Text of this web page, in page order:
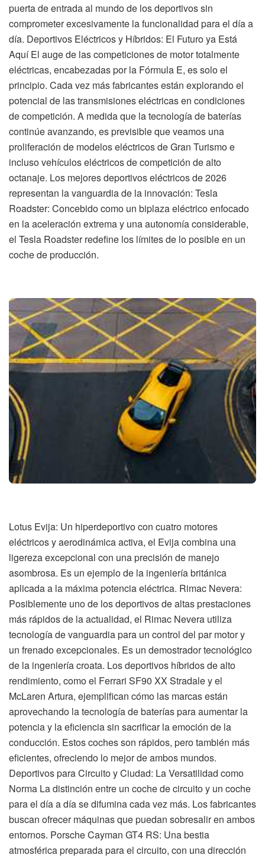
puerta de entrada al mundo de los deportivos sin
comprometer excesivamente la funcionalidad para el día a
día. Deportivos Eléctricos y Híbridos: El Futuro ya Está
Aquí El auge de las competiciones de motor totalmente
eléctricas, encabezadas por la Fórmula E, es solo el
principio. Cada vez más fabricantes están explorando el
potencial de las transmisiones eléctricas en condiciones
de competición. A medida que la tecnología de baterías
continúe avanzando, es previsible que veamos una
proliferación de modelos eléctricos de Gran Turismo e
incluso vehículos eléctricos de competición de alto
octanaje. Los mejores deportivos eléctricos de 2026
representan la vanguardia de la innovación: Tesla
Roadster: Concebido como un biplaza eléctrico enfocado
en la aceleración extrema y una autonomía considerable,
el Tesla Roadster redefine los límites de lo posible en un
coche de producción.
Lotus Evija: Un hiperdeportivo con cuatro motores
eléctricos y aerodinámica activa, el Evija combina una
ligereza excepcional con una precisión de manejo
asombrosa. Es un ejemplo de la ingeniería británica
aplicada a la máxima potencia eléctrica. Rimac Nevera:
Posiblemente uno de los deportivos de altas prestaciones
más rápidos de la actualidad, el Rimac Nevera utiliza
tecnología de vanguardia para un control del par motor y
un frenado excepcionales. Es un demostrador tecnológico
de la ingeniería croata. Los deportivos híbridos de alto
rendimiento, como el Ferrari SF90 XX Stradale y el
McLaren Artura, ejemplifican cómo las marcas están
aprovechando la tecnología de baterías para aumentar la
potencia y la eficiencia sin sacrificar la emoción de la
conducción. Estos coches son rápidos, pero también más
eficientes, ofreciendo lo mejor de ambos mundos.
Deportivos para Circuito y Ciudad: La Versatilidad como
Norma La distinción entre un coche de circuito y un coche
para el día a día se difumina cada vez más. Los fabricantes
buscan ofrecer máquinas que puedan sobresalir en ambos
entornos. Porsche Cayman GT4 RS: Una bestia
atmosférica preparada para el circuito, con una dirección